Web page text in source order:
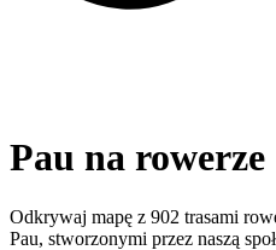
Pau na rowerze
Odkrywaj mapę z 902 trasami
Pau, stworzonymi przez naszą